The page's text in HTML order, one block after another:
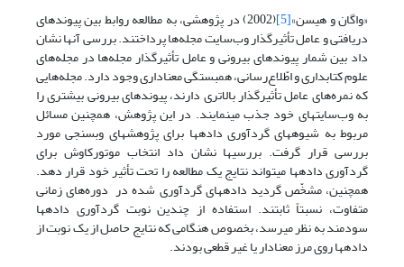
«واگان و هیسن»[5] (2002) در پژوهشی، به مطالعه روابط بین پیوندهای
دریافتی و عامل تأثیرگذار وب‌سایت مجله‌ها پرداختند. بررسی آنها نشان
داد بین شمار پیوندهای بیرونی و عامل تأثیرگذار مجله‌ها در مجله‌های
علوم کتابداری و اطّلاع‌رسانی، همبستگی معناداری وجود دارد. مجله‌هایی
که نمره‌های عامل تأثیرگذار بالاتری دارند، پیوندهای بیرونی بیشتری را
به وب‌سایتهای خود جذب می­نمایند. در این پژوهش، همچنین مسائل
مربوط به شیوه­های گردآوری داده­ها برای پژوهشهای وب­سنجی مورد
بررسی قرار گرفت. بررسی­ها نشان داد انتخاب موتورکاوش برای
گردآوری داده­ها می­تواند نتایج یک مطالعه را تحت تأثیر خود قرار دهد.
همچنین، مشخّص گردید داده­های گردآوری شده در دوره‌های زمانی
متفاوت، نسبتاً ثابتند. استفاده از چندین نوبت گردآوری داده­ها
سودمند به نظر می­رسد، بخصوص هنگامی که نتایج حاصل از یک نوبت از
داده­ها روی مرز معنادار یا غیر قطعی بودند.